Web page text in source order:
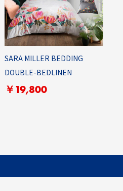
SARA MILLER BEDDING
DOUBLE-BEDLINEN
￥19,800